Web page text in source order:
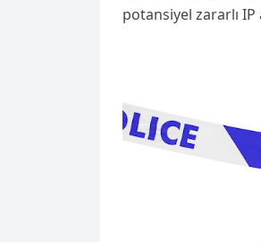
potansiyel zararlı